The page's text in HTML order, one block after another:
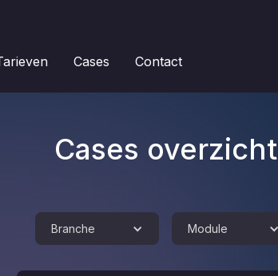
Cases Contact
Cases overzicht
Branche Module